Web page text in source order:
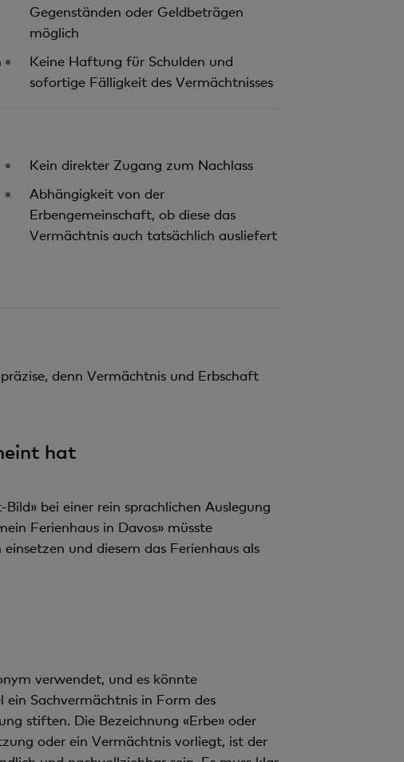
Gegenständen oder Geldbeträgen
möglich
Keine Haftung für Schulden und
sofortige Fälligkeit des Vermächtnisses
Kein direkter Zugang zum Nachlass
Abhängigkeit von der
Erbengemeinschaft, ob diese das
Vermächtnis auch tatsächlich ausliefert
denn Vermächtnis und Erbschaft
hat
bei einer rein sprachlichen Auslegung
Ferienhaus in Davos» müsste
und diesem das Ferienhaus als
verwendet, und es könnte
Sachvermächtnis in Form des
stiften. Die Bezeichnung «Erbe» oder
oder ein Vermächtnis vorliegt, ist der